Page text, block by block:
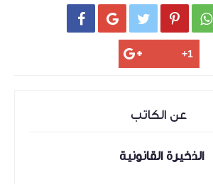
    
عن الكاتب
الذخيرة القانونية